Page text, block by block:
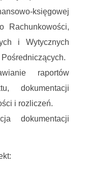
księgowej
Rachunkowości,
i Wytycznych
raportów
dokumentacji
i rozliczeń.
dokumentacji